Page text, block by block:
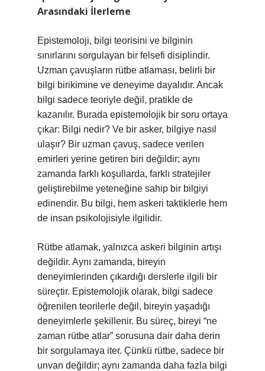
Arasındaki İlerleme
Epistemoloji, bilgi teorisini ve bilginin
sınırlarını sorgulayan bir felsefi disiplindir.
Uzman çavuşların rütbe atlaması, belirli bir
bilgi birikimine ve deneyime dayalıdır. Ancak
bilgi sadece teoriyle değil, pratikle de
kazanılır. Burada epistemolojik bir soru ortaya
çıkar: Bilgi nedir? Ve bir asker, bilgiye nasıl
ulaşır? Bir uzman çavuş, sadece verilen
emirleri yerine getiren biri değildir; aynı
zamanda farklı koşullarda, farklı stratejiler
geliştirebilme yeteneğine sahip bir bilgiyi
edinendir. Bu bilgi, hem askeri taktiklerle hem
de insan psikolojisiyle ilgilidir.
Rütbe atlamak, yalnızca askeri bilginin artışı
değildir. Aynı zamanda, bireyin
deneyimlerinden çıkardığı derslerle ilgili bir
süreçtir. Epistemolojik olarak, bilgi sadece
öğrenilen teorilerle değil, bireyin yaşadığı
deneyimlerle şekillenir. Bu süreç, bireyi “ne
zaman rütbe atlar” sorusuna dair daha derin
bir sorgulamaya iter. Çünkü rütbe, sadece bir
unvan değildir; aynı zamanda daha fazla bilgi